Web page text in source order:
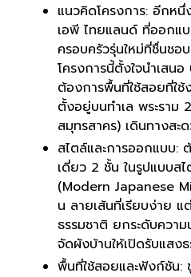
แนวคิดโครงการ: อีกหนึ่
เอพี ไทยแลนด์ ที่ออกแบ
ครอบครัวรุ่นใหม่ที่ชื่นชอ
โครงการนี้ตั้งใจนำเสน
ต้องการพื้นที่ใช้สอยที่ใช้
ตั้งอยู่บนทำเล พระราม
สมุทรสาคร) เดินทางสะ
สไตล์และการออกแบบ:
เดี่ยว 2 ชั้น ในรูปแบบ
(Modern Japanese
น ลายเส้นที่เรียบง่าย
ธรรมชาติ ยกระดับควา
จัดผังบ้านให้เปิดรับแสง
พื้นที่ใช้สอยและฟังก์ชัน: